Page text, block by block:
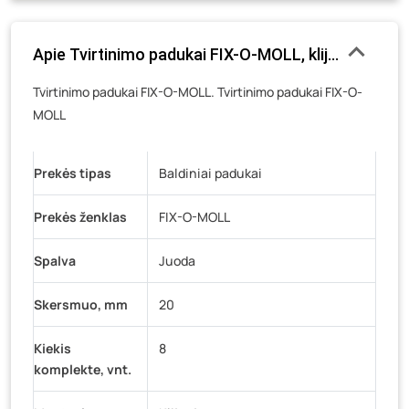
Gedimino g. 54, Tauragė- 0 pakuočių
Veteranų g. 11, Visaginas - 0 pakuočių
Baravykų g. 1, Druskininkai- 0 pakuočių
K. Donelaičio g. 17, Rokiškis
Šaltupės g. 64, Zarasai - 0 pakuočių
Apie Tvirtinimo padukai FIX-O-MOLL, klijuojami,
Tvirtinimo padukai FIX-O-MOLL. Tvirtinimo padukai FIX-O-
MOLL
Prekės tipas Baldiniai padukai
Prekės ženklas FIX-O-MOLL
Spalva Juoda
Skersmuo, mm 20
Kiekis
komplekte, vnt.
8